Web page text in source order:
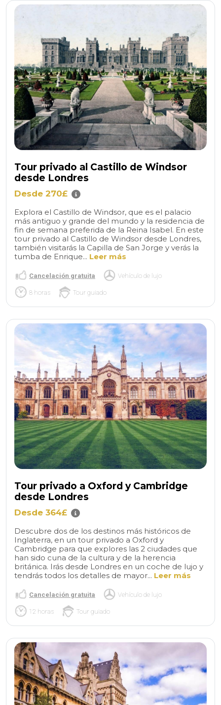
Tour privado al Castillo de Windsor
desde Londres
Desde 270£
Explora el Castillo de Windsor, que es el palacio
más antiguo y grande del mundo y la residencia de
fin de semana preferida de la Reina Isabel. En este
tour privado al Castillo de Windsor desde Londres,
también visitarás la Capilla de San Jorge y verás la
tumba de Enrique... Leer más
Cancelación gratuita Vehículo de lujo
8 horas Tour guiado
Tour privado a Oxford y Cambridge
desde Londres
Desde 364£
Descubre dos de los destinos más históricos de
Inglaterra, en un tour privado a Oxford y
Cambridge para que explores las 2 ciudades que
han sido cuna de la cultura y de la herencia
británica. Irás desde Londres en un coche de lujo y
tendrás todos los detalles de mayor... Leer más
Cancelación gratuita Vehículo de lujo
12 horas Tour guiado